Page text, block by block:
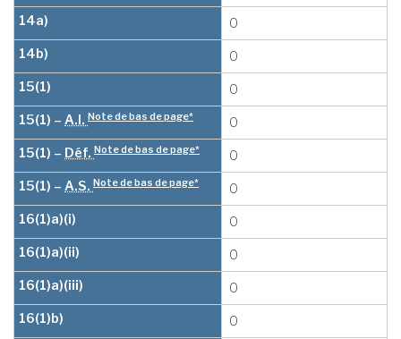
14a)
0
14b)
0
15(1)
0
15(1) – A.I. Note de bas de page*
0
15(1) – Déf. Note de bas de page*
0
15(1) – A.S. Note de bas de page*
0
16(1)a)(i)
0
16(1)a)(ii)
0
16(1)a)(iii)
0
16(1)b)
0